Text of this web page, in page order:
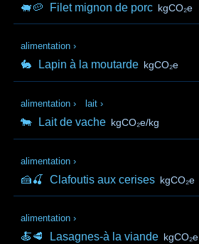
🐖🥔 Filet mignon de porc kgCO₂e
alimentation ›
🐇 Lapin à la moutarde kgCO₂e
alimentation › lait ›
🐄 Lait de vache kgCO₂e/kg
alimentation ›
🍰🍒 Clafoutis aux cerises kgCO₂e
alimentation ›
🍝🥩 Lasagnes-à la viande kgCO₂e